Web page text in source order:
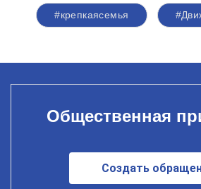
#крепкаясемья
Общественная
Создать